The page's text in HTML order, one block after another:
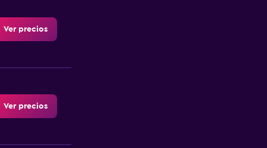
Ver precios
Ver precios